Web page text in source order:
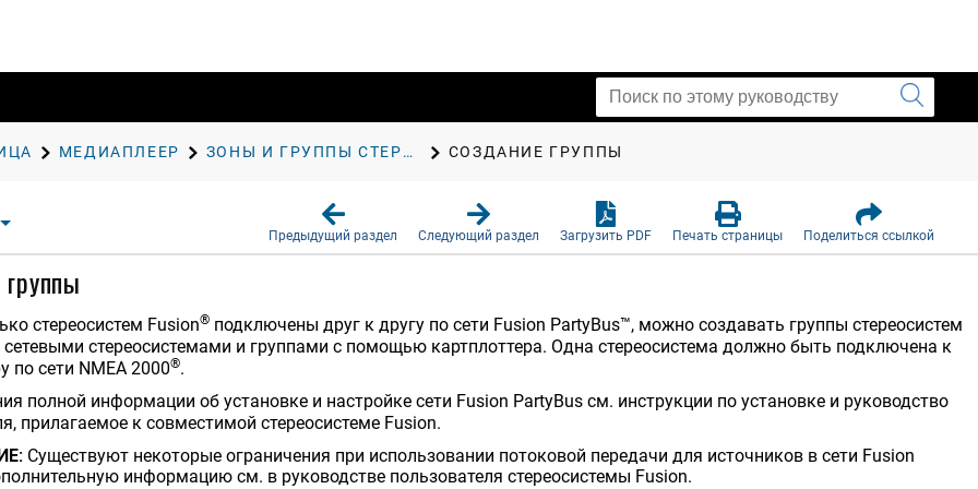
МЕДИАПЛЕЕР ЗОНЫ И ГРУППЫ СТЕРЕОСИСТЕМ СОЗДАНИЕ ГРУППЫ
Предыдущий раздел Следующий раздел Загрузить PDF Печать страницы Поделиться ссылкой
стереосистем Fusion® подключены друг к другу по сети Fusion PartyBus™, можно создавать группы стереосистем
сетевыми стереосистемами и группами с помощью картплоттера. Одна стереосистема должно быть подключена к
по сети NMEA 2000®.
полной информации об установке и настройке сети Fusion PartyBus см. инструкции по установке и руководство
прилагаемое к совместимой стереосистеме Fusion.
Существуют некоторые ограничения при использовании потоковой передачи для источников в сети Fusion
информацию см. в руководстве пользователя стереосистемы Fusion.